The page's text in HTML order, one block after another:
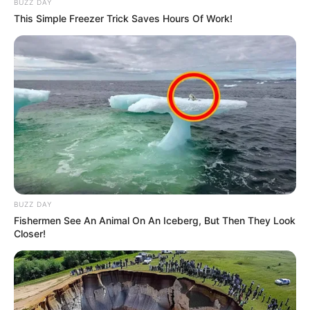
Pankotai szerint az elmúlt évtizedek politikájában
gyakran éppen az volt a gond, hogy a rendszer
BUZZ DAY
This Simple Freezer Trick Saves Hours Of Work!
BUZZ DAY
Fishermen See An Animal On An Iceberg, But Then They Look
Closer!